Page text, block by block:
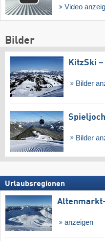
Video
Bilder
KitzSki
Bilder
Bilder
Urlaubsregionen
anzeigen